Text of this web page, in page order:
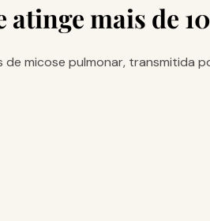
mais de
micose pulmonar, transmitida